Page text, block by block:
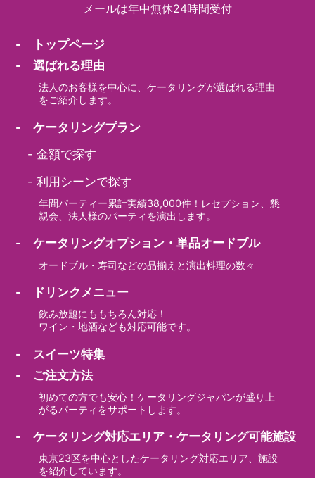
メールは年中無休24時間受付
- トップページ
- 選ばれる理由
法人のお客様を中心に、ケータリングが選ばれる理由
をご紹介します。
- ケータリングプラン
-金額で探す
-利用シーンで探す
年間パーティー累計実績38,000件！レセプション、懇
親会、法人様のパーティを演出します。
- ケータリングオプション・単品オードブル
オードブル・寿司などの品揃えと演出料理の数々
- ドリンクメニュー
飲み放題にももちろん対応！
ワイン・地酒なども対応可能です。
- スイーツ特集
- ご注文方法
初めての方でも安心！ケータリングジャパンが盛り上
がるパーティをサポートします。
- ケータリング対応エリア・ケータリング可能施設
東京23区を中心としたケータリング対応エリア、施設
を紹介しています。